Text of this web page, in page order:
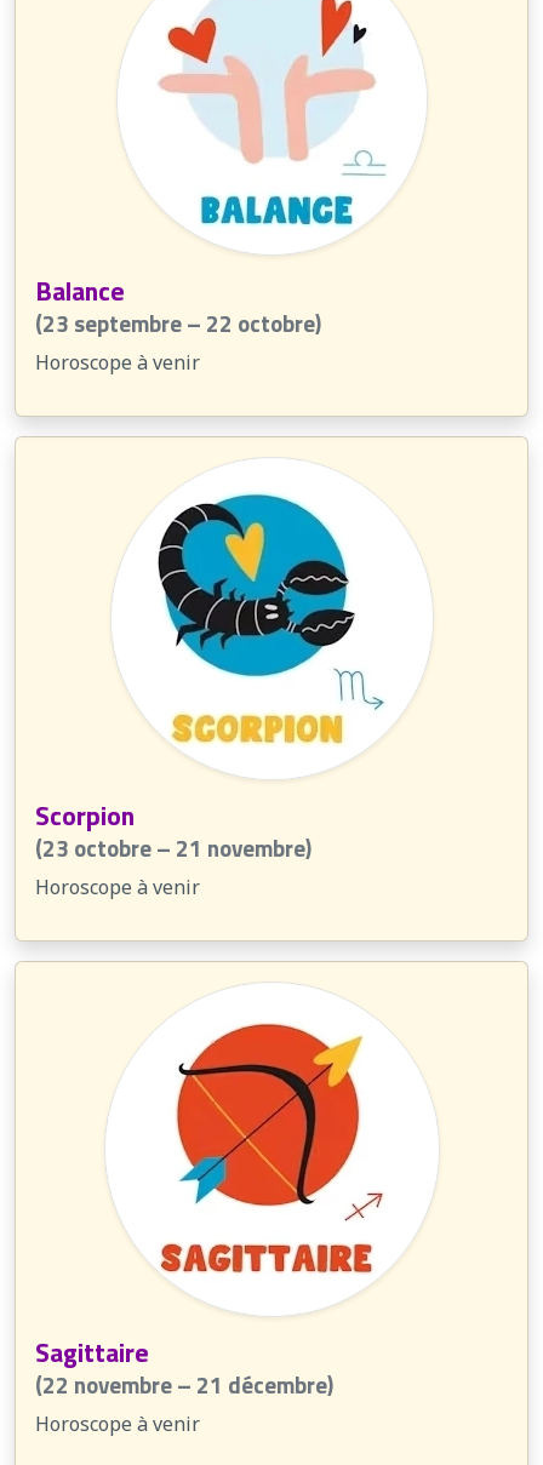
Balance
(23 septembre – 22 octobre)
Horoscope à venir
Scorpion
(23 octobre – 21 novembre)
Horoscope à venir
Sagittaire
(22 novembre – 21 décembre)
Horoscope à venir